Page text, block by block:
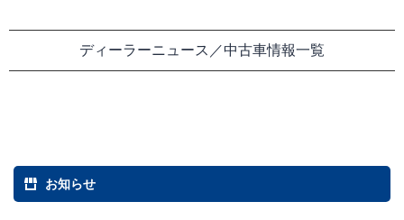
ディーラーニュース／中古車情報一覧
お知らせ